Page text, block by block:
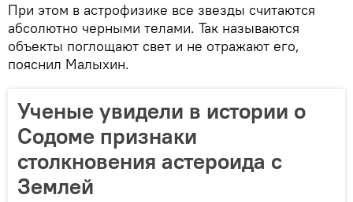
При этом в астрофизике все звезды считаются
абсолютно черными телами. Так называются
объекты поглощают свет и не отражают его,
пояснил Малыхин.
Ученые увидели в истории о
Содоме признаки
столкновения астероида с
Землей